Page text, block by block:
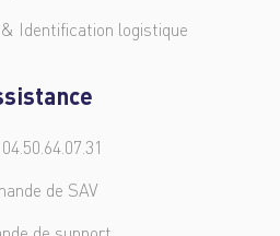
Identification logistique
de SAV